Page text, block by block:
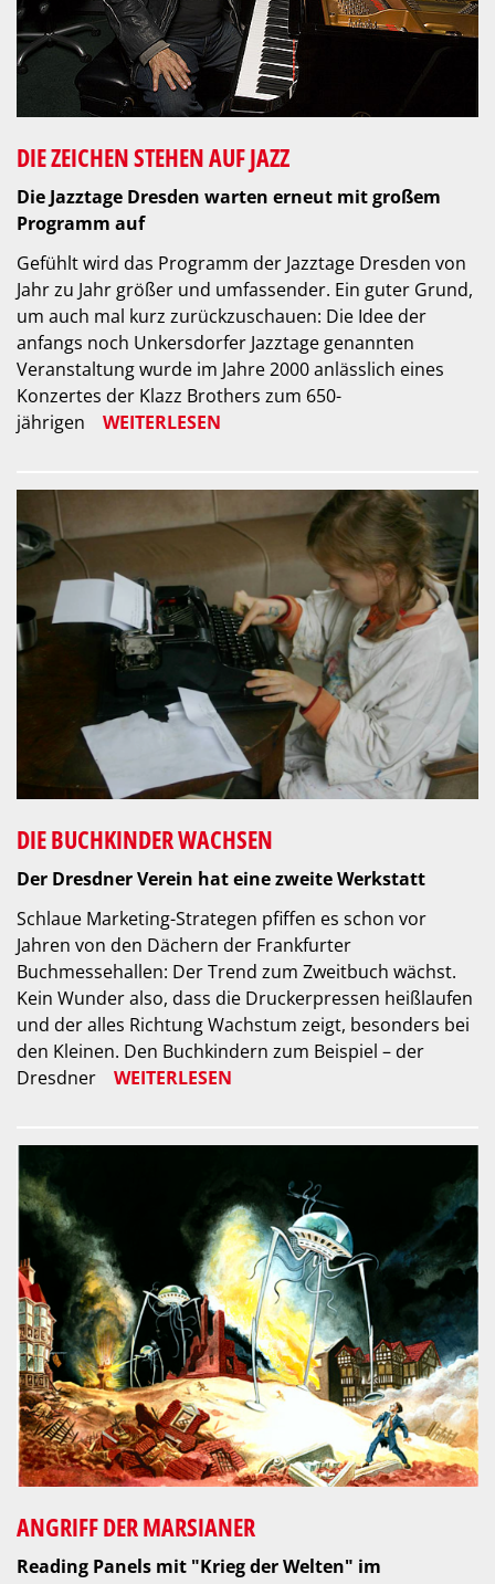
DIE ZEICHEN STEHEN AUF JAZZ
Die Jazztage Dresden warten erneut mit großem
Programm auf
Gefühlt wird das Programm der Jazztage Dresden von
Jahr zu Jahr größer und umfassender. Ein guter Grund,
um auch mal kurz zurückzuschauen: Die Idee der
anfangs noch Unkersdorfer Jazztage genannten
Veranstaltung wurde im Jahre 2000 anlässlich eines
Konzertes der Klazz Brothers zum 650-
jährigen
WEITERLESEN
DIE BUCHKINDER WACHSEN
Der Dresdner Verein hat eine zweite Werkstatt
Schlaue Marketing-Strategen pfiffen es schon vor
Jahren von den Dächern der Frankfurter
Buchmessehallen: Der Trend zum Zweitbuch wächst.
Kein Wunder also, dass die Druckerpressen heißlaufen
und der alles Richtung Wachstum zeigt, besonders bei
den Kleinen. Den Buchkindern zum Beispiel – der
Dresdner
WEITERLESEN
ANGRIFF DER MARSIANER
Reading Panels mit "Krieg der Welten" im